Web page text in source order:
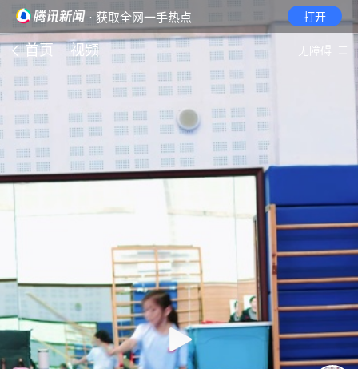
· 获取全网一手热点 打开
首页 视频 无障碍